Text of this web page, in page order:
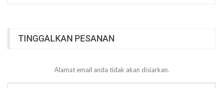
TINGGALKAN PESANAN
Alamat email anda tidak akan disiarkan.